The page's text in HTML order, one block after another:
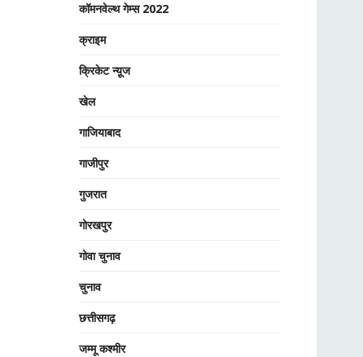
कॉमनवेल्थ गेम्स 2022
क्राइम
क्रिकेट न्यू़ज
खेल
गाजियाबाद
गाजीपुर
गुजरात
गोरखपुर
गोवा चुनाव
चुनाव
छत्तीसगढ़
जम्मू कश्मीर